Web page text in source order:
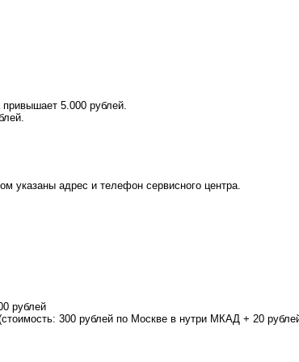
5.000 рублей.
указаны адрес и телефон сервисного центра.
рублей
300 рублей по Москве в нутри МКАД + 20